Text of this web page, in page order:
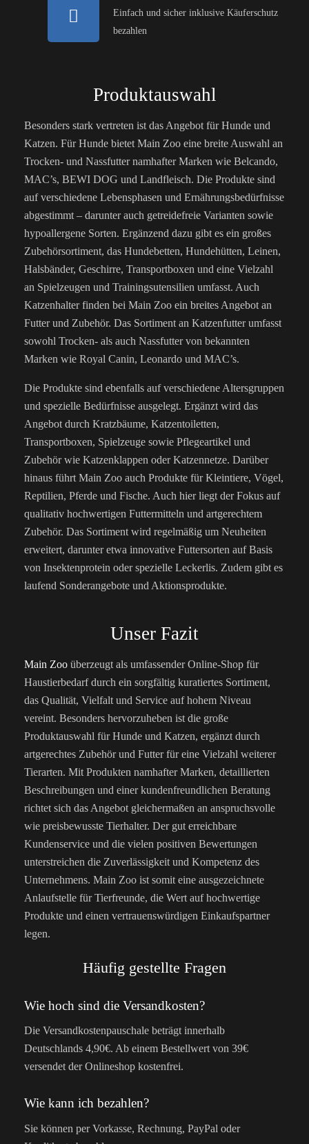
Einfach und sicher inklusive Käuferschutz
bezahlen
Produktauswahl
Besonders stark vertreten ist das Angebot für Hunde und
Katzen. Für Hunde bietet Main Zoo eine breite Auswahl an
Trocken- und Nassfutter namhafter Marken wie Belcando,
MAC’s, BEWI DOG und Landfleisch. Die Produkte sind
auf verschiedene Lebensphasen und Ernährungsbedürfnisse
abgestimmt – darunter auch getreidefreie Varianten sowie
hypoallergene Sorten. Ergänzend dazu gibt es ein großes
Zubehörsortiment, das Hundebetten, Hundehütten, Leinen,
Halsbänder, Geschirre, Transportboxen und eine Vielzahl
an Spielzeugen und Trainingsutensilien umfasst. Auch
Katzenhalter finden bei Main Zoo ein breites Angebot an
Futter und Zubehör. Das Sortiment an Katzenfutter umfasst
sowohl Trocken- als auch Nassfutter von bekannten
Marken wie Royal Canin, Leonardo und MAC’s.
Die Produkte sind ebenfalls auf verschiedene Altersgruppen
und spezielle Bedürfnisse ausgelegt. Ergänzt wird das
Angebot durch Kratzbäume, Katzentoiletten,
Transportboxen, Spielzeuge sowie Pflegeartikel und
Zubehör wie Katzenklappen oder Katzennetze. Darüber
hinaus führt Main Zoo auch Produkte für Kleintiere, Vögel,
Reptilien, Pferde und Fische. Auch hier liegt der Fokus auf
qualitativ hochwertigen Futtermitteln und artgerechtem
Zubehör. Das Sortiment wird regelmäßig um Neuheiten
erweitert, darunter etwa innovative Futtersorten auf Basis
von Insektenprotein oder spezielle Leckerlis. Zudem gibt es
laufend Sonderangebote und Aktionsprodukte.
Unser Fazit
Main Zoo überzeugt als umfassender Online-Shop für
Haustierbedarf durch ein sorgfältig kuratiertes Sortiment,
das Qualität, Vielfalt und Service auf hohem Niveau
vereint. Besonders hervorzuheben ist die große
Produktauswahl für Hunde und Katzen, ergänzt durch
artgerechtes Zubehör und Futter für eine Vielzahl weiterer
Tierarten. Mit Produkten namhafter Marken, detaillierten
Beschreibungen und einer kundenfreundlichen Beratung
richtet sich das Angebot gleichermaßen an anspruchsvolle
wie preisbewusste Tierhalter. Der gut erreichbare
Kundenservice und die vielen positiven Bewertungen
unterstreichen die Zuverlässigkeit und Kompetenz des
Unternehmens. Main Zoo ist somit eine ausgezeichnete
Anlaufstelle für Tierfreunde, die Wert auf hochwertige
Produkte und einen vertrauenswürdigen Einkaufspartner
legen.
Häufig gestellte Fragen
Wie hoch sind die Versandkosten?
Die Versandkostenpauschale beträgt innerhalb
Deutschlands 4,90€. Ab einem Bestellwert von 39€
versendet der Onlineshop kostenfrei.
Wie kann ich bezahlen?
Sie können per Vorkasse, Rechnung, PayPal oder